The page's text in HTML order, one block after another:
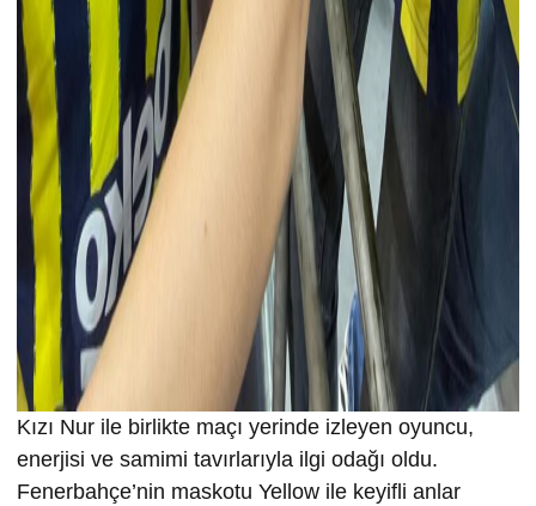
Kızı Nur ile birlikte maçı yerinde izleyen oyuncu,
enerjisi ve samimi tavırlarıyla ilgi odağı oldu.
Fenerbahçe’nin maskotu Yellow ile keyifli anlar